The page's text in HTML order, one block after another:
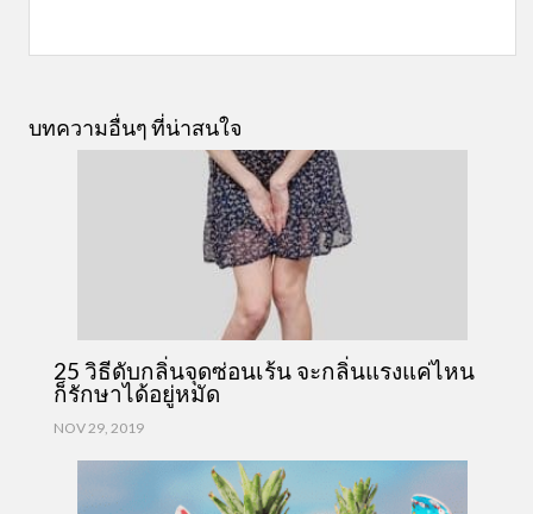
บทความอื่นๆ ที่น่าสนใจ
25 วิธีดับกลิ่นจุดซ่อนเร้น จะกลิ่นแรงแค่ไหน
ก็รักษาได้อยู่หมัด
NOV 29, 2019